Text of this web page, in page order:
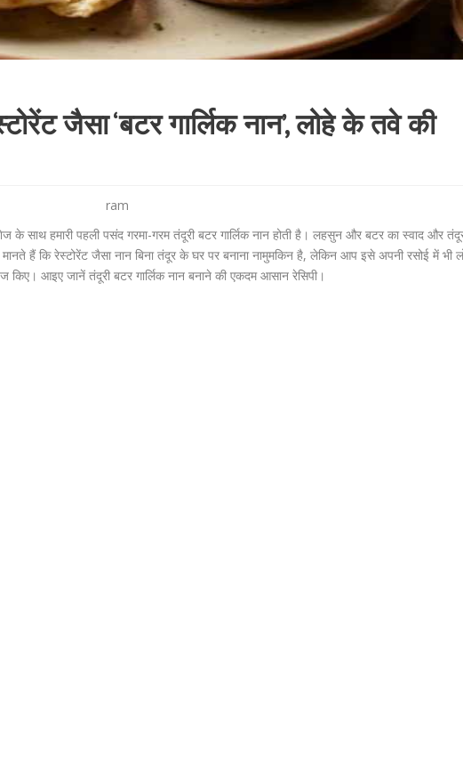
जैसा ‘बटर गार्लिक नान’, लोहे के तवे की
ram
के साथ हमारी पहली पसंद गरमा-गरम तंदूरी बटर गार्लिक नान होती है। लहसुन और बटर का स्वाद और
हैं कि रेस्टोरेंट जैसा नान बिना तंदूर के घर पर बनाना नामुमकिन है, लेकिन आप इसे अपनी रसोई में भी
किए। आइए जानें तंदूरी बटर गार्लिक नान बनाने की एकदम आसान रेसिपी।